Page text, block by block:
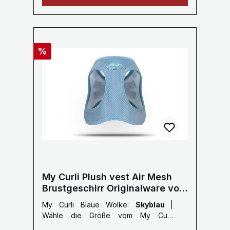
Aluminium
Rabatt
%
My Curli Plush vest Air Mesh
Brustgeschirr Originalware vor
Labelumstellung
My Curli Blaue Wolke: Skyblau
Wähle die Größe vom My Curli